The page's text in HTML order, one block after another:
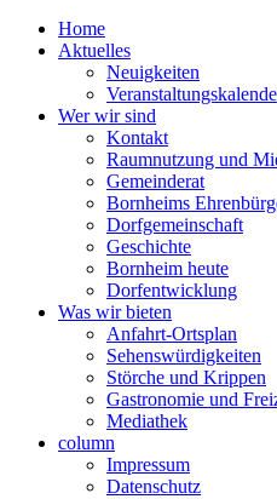
Home
Aktuelles
Neuigkeiten
Wer wir sind
Kontakt
Raumnutzung und
Gemeinderat
Bornheims
Dorfgemeinschaft
Geschichte
Bornheim heute
Dorfentwicklung
Was wir bieten
Anfahrt-Ortsplan
Sehenswürdigkeiten
Störche und Krippen
Gastronomie und
Mediathek
column
Impressum
Datenschutz